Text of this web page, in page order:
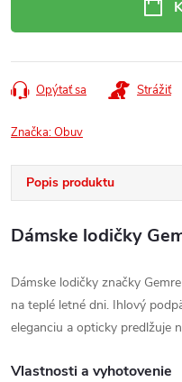
Opýtať sa Strážiť
Značka:Obuv
Popis produktu
Dámske lodičky
Dámske lodičky značky
na teplé letné dni. Ihlový
eleganciu a opticky predlžuje
Vlastnosti a vyhotovenie